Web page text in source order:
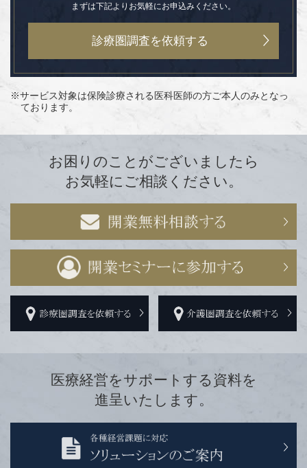
まずは下記よりお気軽にお申込みください。
診療圏調査を依頼する
サービス対象は保険診療される医科医師の方ご本人のみとなっ
ております。
お困りのことがございましたら
お気軽にご相談ください。
医療経営をサポートする資料を
進呈いたします。